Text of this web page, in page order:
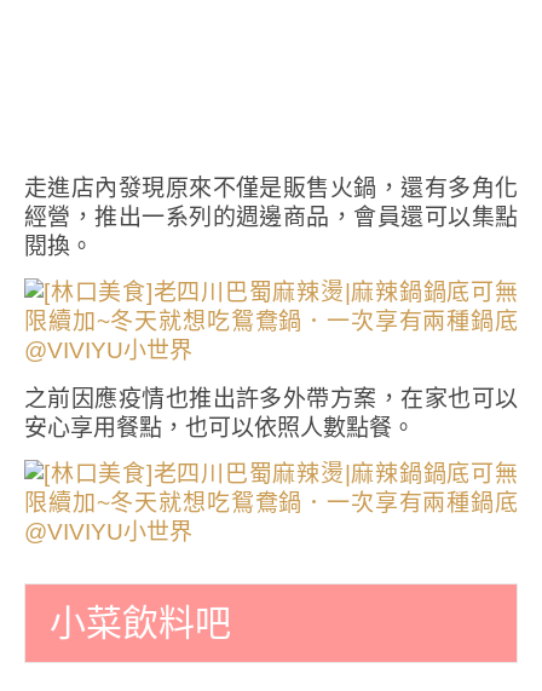
走進店內發現原來不僅是販售火鍋，還有多角化
經營，推出一系列的週邊商品，會員還可以集點
閱換。
之前因應疫情也推出許多外帶方案，在家也可以
安心享用餐點，也可以依照人數點餐。
小菜飲料吧